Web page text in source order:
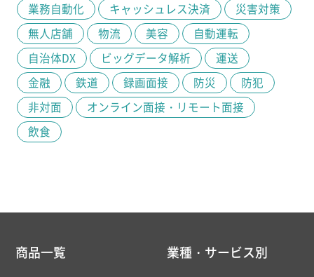
業務自動化
キャッシュレス決済
災害対策
無人店舗
物流 美容
自動運転
自治体DX
ビッグデータ解析
運送
金融
鉄道 録画面接 防災
防犯
非対面
オンライン面接・リモート面接
飲食
商品一覧
業種・サービス別